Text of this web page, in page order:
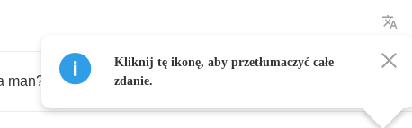
man?
Kliknij tę ikonę, aby przetłumaczyć całe
zdanie.